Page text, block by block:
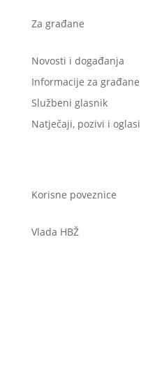
Za građane
Novosti i događanja
Informacije za građane
Službeni glasnik
Natječaji, pozivi i oglasi
Korisne poveznice
Vlada HBŽ